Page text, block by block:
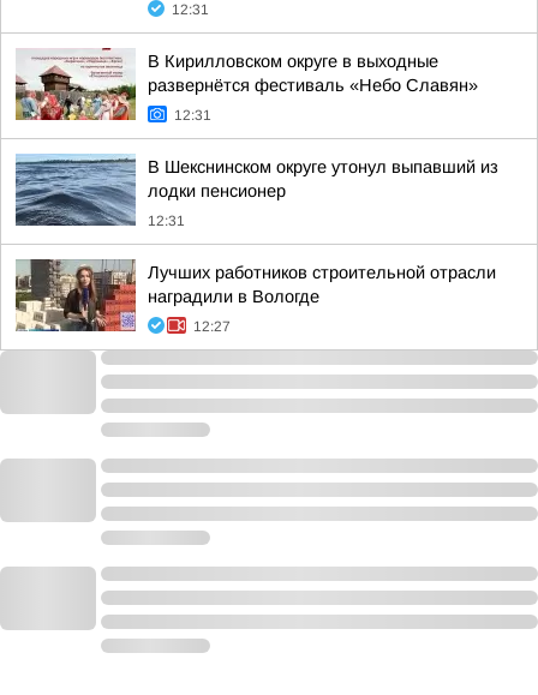
12:31
В Кирилловском округе в выходные
развернётся фестиваль «Небо Славян»
12:31
В Шекснинском округе утонул выпавший из
лодки пенсионер
12:31
Лучших работников строительной отрасли
наградили в Вологде
12:27